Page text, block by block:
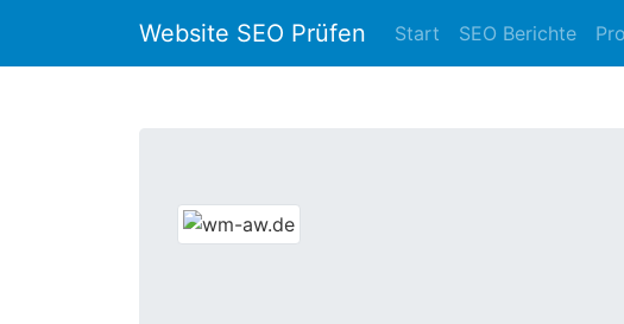
Website SEO Prüfen Start SEO Berichte